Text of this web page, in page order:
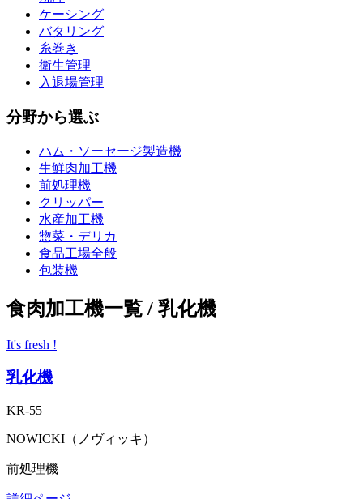
ケーシング
バタリング
糸巻き
衛生管理
入退場管理
分野から選ぶ
ハム・ソーセージ製造機
生鮮肉加工機
前処理機
クリッパー
水産加工機
惣菜・デリカ
食品工場全般
包装機
食肉加工機一覧 / 乳化機
It's fresh !
乳化機
KR-55
NOWICKI（ノヴィッキ）
前処理機